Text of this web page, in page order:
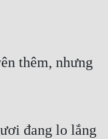
thêm, nhưng
đang lo lắng